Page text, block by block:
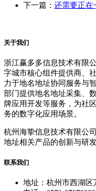
下一篇： 还需要正在
关于我们
浙江赢多多信息技术有限
字城市核心组件提供商、
力于地名地址协同服务与
部门提供地名地址采集、
牌应用开发等服务，为社
务的数字化应用场景。
杭州海挚信息技术有限公
地址相关产品的创新与研发
联系我们
地址：杭州市西湖区